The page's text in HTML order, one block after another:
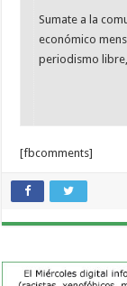
Sumate a la
económico
periodismo
[fbcomments]